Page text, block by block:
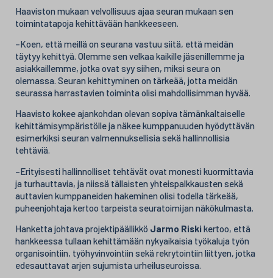
Haaviston mukaan velvollisuus ajaa seuran mukaan sen
toimintatapoja kehittävään hankkeeseen.
–Koen, että meillä on seurana vastuu siitä, että meidän
täytyy kehittyä. Olemme sen velkaa kaikille jäsenillemme ja
asiakkaillemme, jotka ovat syy siihen, miksi seura on
olemassa. Seuran kehittyminen on tärkeää, jotta meidän
seurassa harrastavien toiminta olisi mahdollisimman hyvää.
Haavisto kokee ajankohdan olevan sopiva tämänkaltaiselle
kehittämisympäristölle ja näkee kumppanuuden hyödyttävän
esimerkiksi seuran valmennuksellisia sekä hallinnollisia
tehtäviä.
–Erityisesti hallinnolliset tehtävät ovat monesti kuormittavia
ja turhauttavia, ja niissä tällaisten yhteispalkkausten sekä
auttavien kumppaneiden hakeminen olisi todella tärkeää,
puheenjohtaja kertoo tarpeista seuratoimijan näkökulmasta.
Hanketta johtava projektipäällikkö Jarmo Riskikertoo, että
hankkeessa tullaan kehittämään nykyaikaisia työkaluja työn
organisointiin, työhyvinvointiin sekä rekrytointiin liittyen, jotka
edesauttavat arjen sujumista urheiluseuroissa.